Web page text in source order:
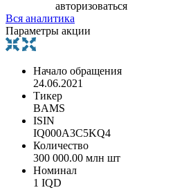
авторизоваться
Вся аналитика
Параметры акции
Начало обращения
24.06.2021
Тикер
BAMS
ISIN
IQ000A3C5KQ4
Количество
300 000.00 млн шт
Номинал
1 IQD